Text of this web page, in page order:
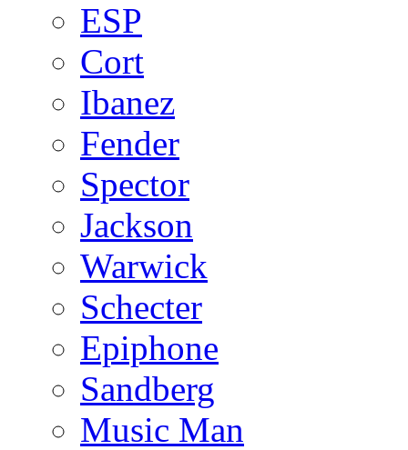
ESP
Cort
Ibanez
Fender
Spector
Jackson
Warwick
Schecter
Epiphone
Sandberg
Music Man